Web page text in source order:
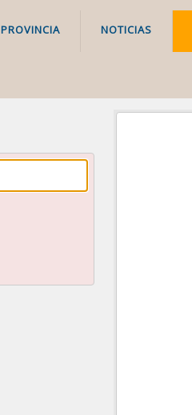
PROVINCIA NOTICIAS